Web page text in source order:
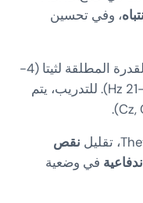
، وفي تحسين
تُحسب نسبة Theta/Beta بقسمة القدرة المطلقة لثيتا (4-
8 Hz) على القدرة المطلقة لبيتا (13-21 Hz). للتدريب، يتم
نقص
في وضعية